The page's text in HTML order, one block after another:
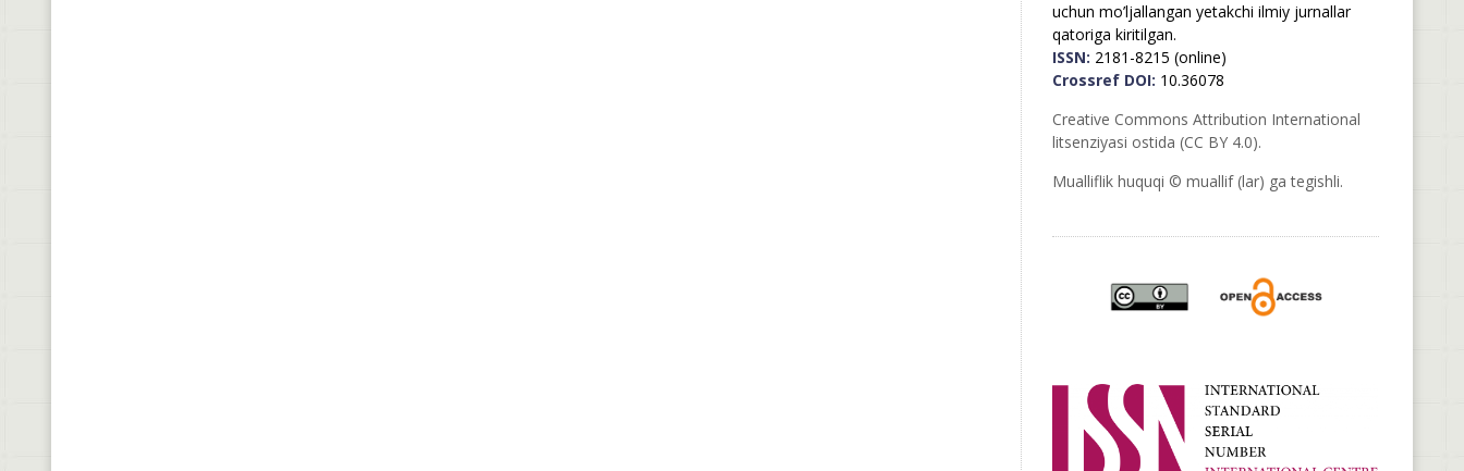
uchun mo’ljallangan yetakchi ilmiy jurnallar
qatoriga kiritilgan.
ISSN: 2181-8215 (online)
Crossref DOI: 10.36078
Creative Commons Attribution International
litsenziyasi ostida (CC BY 4.0).
Mualliflik huquqi © muallif (lar) ga tegishli.